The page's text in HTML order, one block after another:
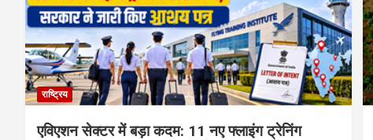
राष्ट्रिय
एविएशन सेक्टर में बड़ा कदम: 11 नए फ्लाइंग ट्रेनिंग